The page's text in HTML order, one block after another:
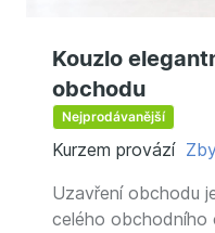
Kouzlo
obchodu
Nejprodávanější
Kurzem provází
Uzavření obchodu
celého obchodního